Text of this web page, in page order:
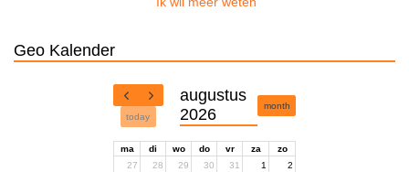
Geo Kalender
today
augustus
2026
month
ma di wo do vr za
zo
27
28 29 30 31 1 2